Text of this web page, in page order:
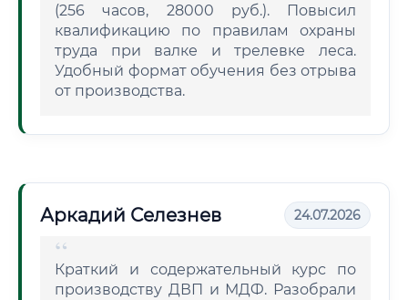
(256 часов, 28000 руб.). Повысил
квалификацию по правилам охраны
труда при валке и трелевке леса.
Удобный формат обучения без отрыва
от производства.
Аркадий Селезнев 24.07.2026
Краткий и содержательный курс по
производству ДВП и МДФ. Разобрали